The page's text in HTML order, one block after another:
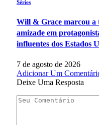
Séries
Will & Grace marcou a
amizade em
influentes dos Estados
7 de agosto de 2026
Adicionar Um
Deixe Uma Resposta